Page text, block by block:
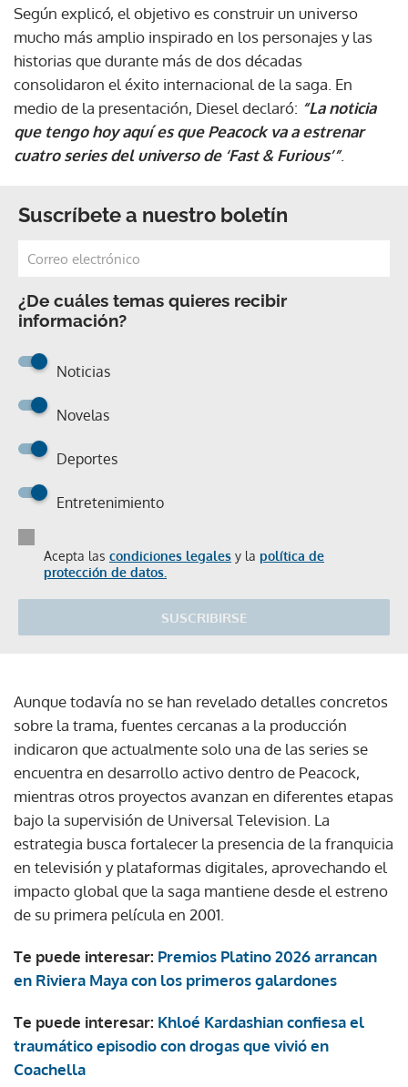
Según explicó, el objetivo es construir un universo
mucho más amplio inspirado en los personajes y las
historias que durante más de dos décadas
consolidaron el éxito internacional de la saga. En
medio de la presentación, Diesel declaró: “La noticia
que tengo hoy aquí es que Peacock va a estrenar
cuatro series del universo de ‘Fast & Furious’”.
Suscríbete a nuestro boletín
¿De cuáles temas quieres recibir
información?
Noticias
Novelas
Deportes
Entretenimiento
Acepta las condiciones legales y la política de
protección de datos.
SUSCRIBIRSE
Aunque todavía no se han revelado detalles concretos
sobre la trama, fuentes cercanas a la producción
indicaron que actualmente solo una de las series se
encuentra en desarrollo activo dentro de Peacock,
mientras otros proyectos avanzan en diferentes etapas
bajo la supervisión de Universal Television. La
estrategia busca fortalecer la presencia de la franquicia
en televisión y plataformas digitales, aprovechando el
impacto global que la saga mantiene desde el estreno
de su primera película en 2001.
Te puede interesar: Premios Platino 2026 arrancan
en Riviera Maya con los primeros galardones
Te puede interesar: Khloé Kardashian confiesa el
traumático episodio con drogas que vivió en
Coachella